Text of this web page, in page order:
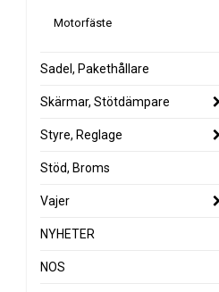
Motorfäste
Sadel, Pakethållare
Skärmar, Stötdämpare
Styre, Reglage
Stöd, Broms
Vajer
NYHETER
NOS